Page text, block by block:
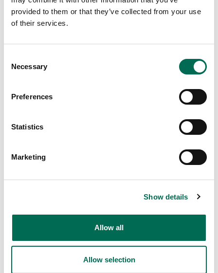
provided to them or that they’ve collected from your use
of their services.
Selection
Necessary
Preferences
Statistics
Marketing
Show details
Allow all
Allow selection
Rotselleri
Morot